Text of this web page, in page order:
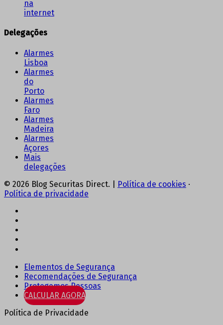
na
internet
Delegações
Alarmes
Lisboa
Alarmes
do
Porto
Alarmes
Faro
Alarmes
Madeira
Alarmes
Açores
Mais
delegações
© 2026 Blog Securitas Direct. |
Política de cookies ·
Política de privacidade
Elementos de Segurança
Recomendações de Segurança
Protegemos Pessoas
CALCULAR AGORA
Política de Privacidade